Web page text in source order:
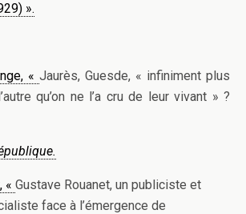
».
« Jaurès, Guesde, « infiniment plus
qu’on ne l’a cru de leur vivant » ?
« Gustave Rouanet, un publiciste et
face à l’émergence de